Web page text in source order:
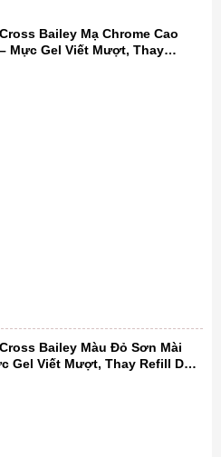
Bailey Mạ Chrome Cao
Mực Gel Viết Mượt, Thay
Hộp Quà
Bailey Màu Đỏ Sơn Mài
Gel Viết Mượt, Thay Refill Dễ
Quà